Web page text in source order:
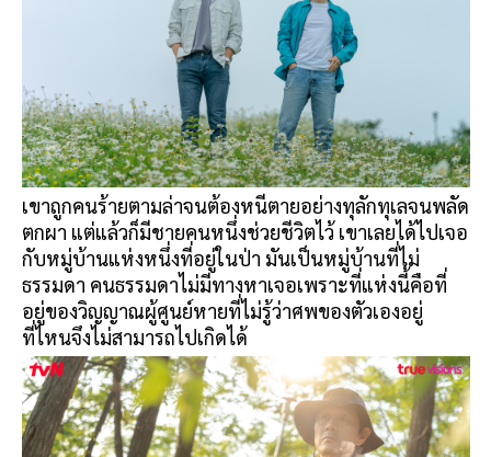
เขาถูกคนร้ายตามล่าจนต้องหนีตายอย่างทุลักทุเลจนพลัด
ตกผา แต่แล้วก็มีชายคนหนึ่งช่วยชีวิตไว้ เขาเลยได้ไปเจอ
กับหมู่บ้านแห่งหนึ่งที่อยู่ในป่า มันเป็นหมู่บ้านที่ไม่
ธรรมดา คนธรรมดาไม่มีทางหาเจอเพราะที่แห่งนี้คือที่
อยู่ของวิญญาณผู้ศูนย์หายที่ไม่รู้ว่าศพของตัวเองอยู่
ที่ไหนจึงไม่สามารถไปเกิดได้